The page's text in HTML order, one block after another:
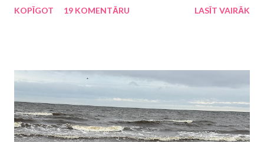
klases skolēnam ir "pa vienu ausi iekšā - pa otru ausi ārā", kas tas
skolēniem ir ārpusstundu nodarbības, patīk, ka viņi var attīstīt
savu talantu un ik pa reizei savos panākumos dalīties ar
apkārtējiem. Kur gan labāk lai savu dziedātprasmi/dejotprasmi lai
parāda, ja ne svētkos? Mēs joprojām dzīvojam ekonomiskās
KOPĪGOT 19 KOMENTĀRU LASĪT VAIRĀK